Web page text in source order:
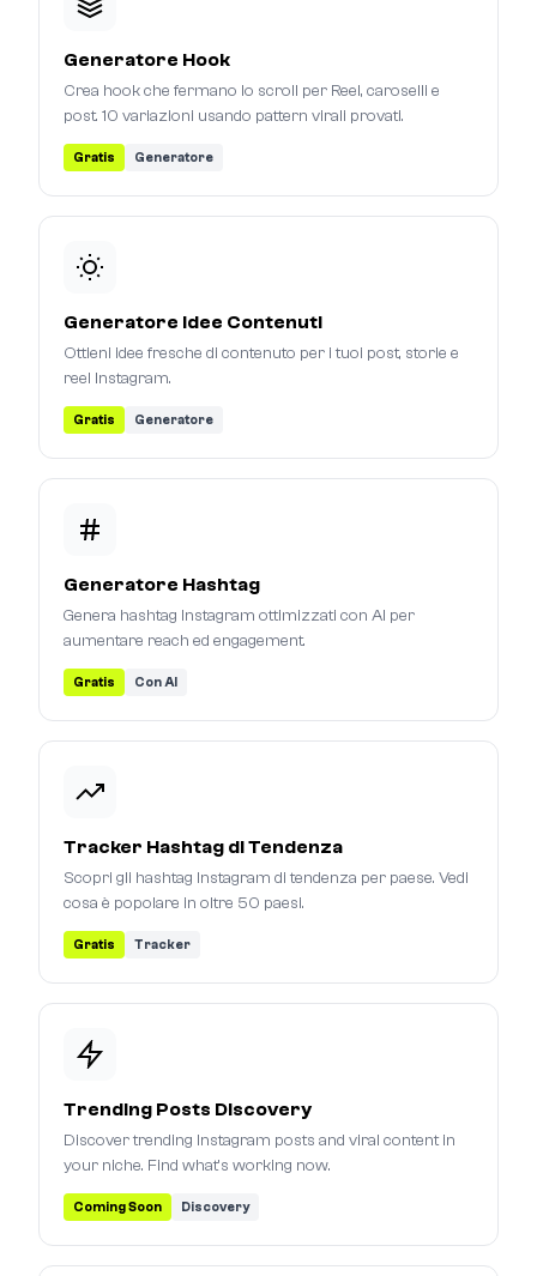
Generatore Hook
Crea hook che fermano lo scroll per Reel, caroselli e
post. 10 variazioni usando pattern virali provati.
Gratis Generatore
Generatore Idee Contenuti
Ottieni idee fresche di contenuto per i tuoi post, storie e
reel Instagram.
Gratis Generatore
Generatore Hashtag
Genera hashtag Instagram ottimizzati con AI per
aumentare reach ed engagement.
Gratis Con AI
Tracker Hashtag di Tendenza
Scopri gli hashtag Instagram di tendenza per paese. Vedi
cosa è popolare in oltre 50 paesi.
Gratis Tracker
Trending Posts Discovery
Discover trending Instagram posts and viral content in
your niche. Find what's working now.
Coming Soon Discovery